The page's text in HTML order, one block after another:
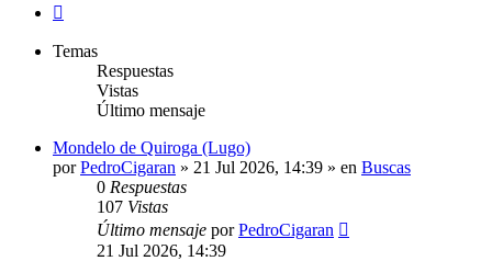
Temas
Respuestas
Vistas
Último mensaje
Mondelo de Quiroga (Lugo)
porPedroCigaran » 21 Jul 2026, 14:39 » en Buscas
0 Respuestas
107 Vistas
Último mensaje porPedroCigaran
21 Jul 2026, 14:39